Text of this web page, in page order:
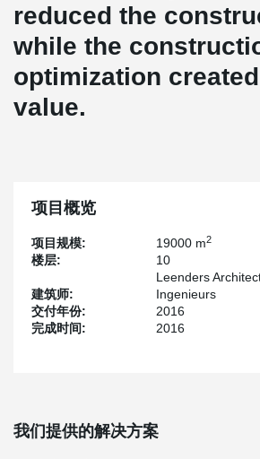
reduced the
while the
optimization
value.
项目概览
项目规模: 19000 m2
楼层: 10
建筑师:
Leenders
Ingenieurs
交付年份:
2016
完成时间:
2016
我们提供的解决方案